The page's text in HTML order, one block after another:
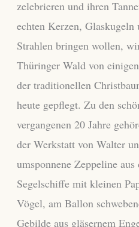
zelebrieren und ihren
echten Kerzen, Glaskugeln
Strahlen bringen wollen,
Thüringer Wald von
der traditionellen
heute gepflegt. Zu den
vergangenen 20 Jahre
der Werkstatt von Walter
umsponnene Zeppeline
Segelschiffe mit kleinen
Vögel, am Ballon
Gebilde aus gläsernem